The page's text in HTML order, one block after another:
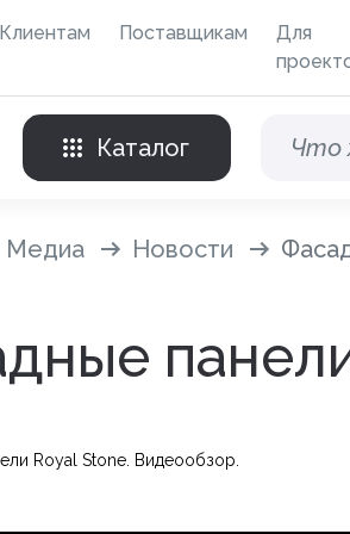
Клиентам Поставщикам
Для
Каталог
отделка
с фурнитурой
Медиа Новости